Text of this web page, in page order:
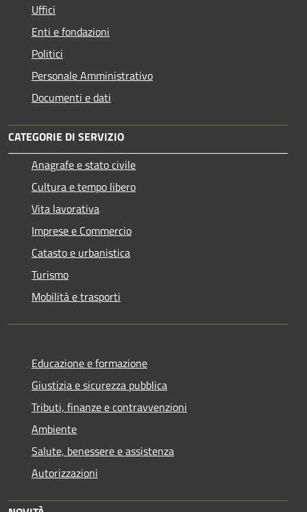
Uffici
Enti e fondazioni
Politici
Personale Amministrativo
Documenti e dati
CATEGORIE DI SERVIZIO
Anagrafe e stato civile
Cultura e tempo libero
Vita lavorativa
Imprese e Commercio
Catasto e urbanistica
Turismo
Mobilità e trasporti
Educazione e formazione
Giustizia e sicurezza pubblica
Tributi, finanze e contravvenzioni
Ambiente
Salute, benessere e assistenza
Autorizzazioni